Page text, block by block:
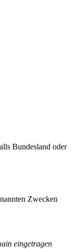
Bundesland oder
Zwecken
eingetragen